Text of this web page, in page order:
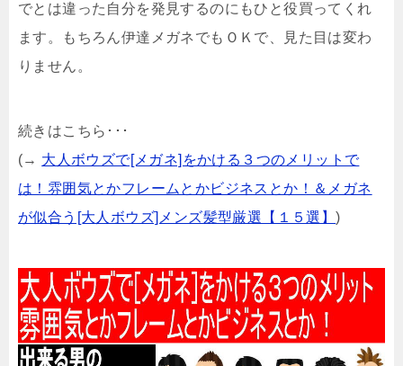
でとは違った自分を発見するのにもひと役買ってくれ
ます。もちろん伊達メガネでもＯＫで、見た目は変わ
りません。
続きはこちら･･･
(→ 大人ボウズで[メガネ]をかける３つのメリットで
は！雰囲気とかフレームとかビジネスとか！＆メガネ
が似合う[大人ボウズ]メンズ髪型厳選【１５選】)